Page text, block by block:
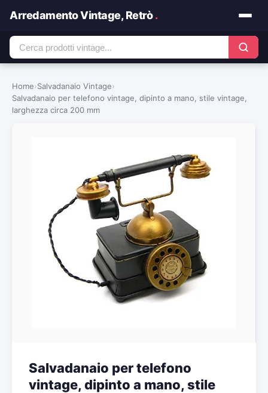
Arredamento Vintage, Retrò.
Home›Salvadanaio Vintage›
Salvadanaio per telefono vintage, dipinto a mano, stile vintage,
larghezza circa 200 mm
Salvadanaio per telefono
vintage, dipinto a mano, stile